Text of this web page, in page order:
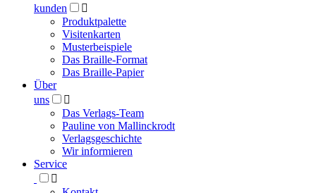
kunden

Produktpalette
Visitenkarten
Musterbeispiele
Das Braille-Format
Das Braille-Papier
Über
uns

Das Verlags-Team
Pauline von Mallinckrodt
Verlagsgeschichte
Wir informieren
Service
